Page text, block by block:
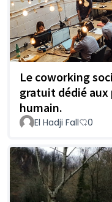
Le coworking
gratuit dédié
humain.
El Hadji Fall 0